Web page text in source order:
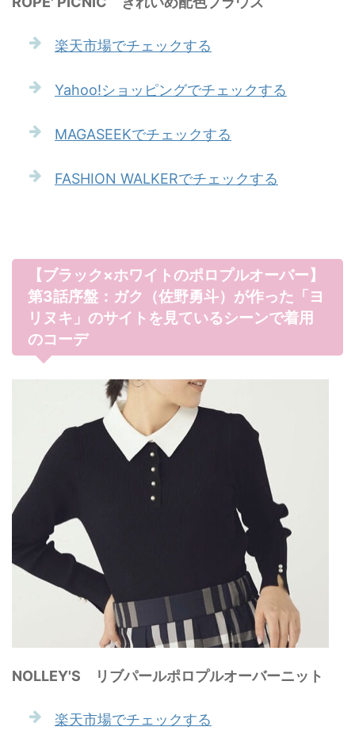
楽天市場でチェックする
Yahoo!ショッピングでチェックする
MAGASEEKでチェックする
FASHION WALKERでチェックする
【ブラック×ホワイトのポロプルオーバー】
第3話序盤：ガク（佐野勇斗）が作った「ヨ
リヌキ」のサイトを見ているシーンで着用
のコーデ
NOLLEY'S リブパールポロプルオーバーニット
楽天市場でチェックする